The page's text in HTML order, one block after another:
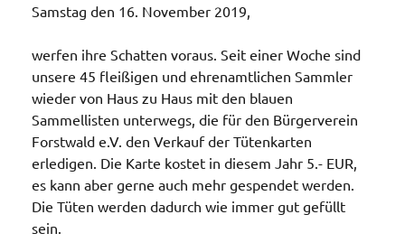
Samstag den 16. November 2019,
werfen ihre Schatten voraus. Seit einer Woche sind
unsere 45 fleißigen und ehrenamtlichen Sammler
wieder von Haus zu Haus mit den blauen
Sammellisten unterwegs, die für den Bürgerverein
Forstwald e.V. den Verkauf der Tütenkarten
erledigen. Die Karte kostet in diesem Jahr 5.- EUR,
es kann aber gerne auch mehr gespendet werden.
Die Tüten werden dadurch wie immer gut gefüllt
sein.